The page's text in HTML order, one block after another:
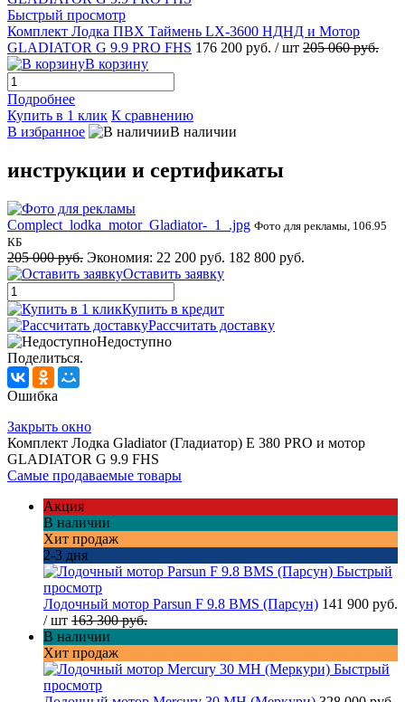
Быстрый просмотр
Комплект Лодка ПВХ Таймень LX-3600 НДНД и Мотор
GLADIATOR G 9.9 PRO FHS 176 200 руб. / шт 205 060 руб.
В корзину
Подробнее
Купить в 1 клик К сравнению
В избранное
В наличии
инструкции и сертификаты
Complect_lodka_motor_Gladiator-_1_.jpg Фото для рекламы, 106.95
КБ
205 000 руб. Экономия: 22 200 руб. 182 800 руб.
Оставить заявку
Купить в кредит
Рассчитать доставку
Недоступно
Поделиться.
Ошибка
Закрыть окно
Комплект Лодка Gladiator (Гладиатор) E 380 PRO и мотор
GLADIATOR G 9.9 FHS
Самые продаваемые товары
Акция
В наличии
Хит продаж
2-3 дня
Быстрый
просмотр
Лодочный мотор Parsun F 9.8 BMS (Парсун) 141 900 руб.
/ шт 163 300 руб.
В наличии
Хит продаж
Быстрый
просмотр